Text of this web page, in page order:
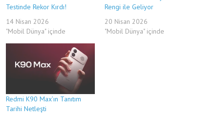
Testinde Rekor Kırdı!
14 Nisan 2026
"Mobil Dünya" içinde
Rengi ile Geliyor
20 Nisan 2026
"Mobil Dünya" içinde
Redmi K90 Max’ın Tanıtım
Tarihi Netleşti